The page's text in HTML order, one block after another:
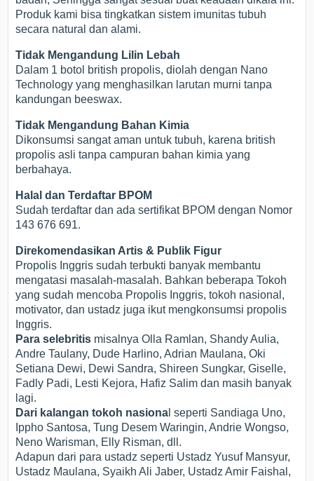
Produk kami bisa tingkatkan sistem imunitas tubuh
secara natural dan alami.
Tidak Mengandung Lilin Lebah
Dalam 1 botol british propolis, diolah dengan Nano
Technology yang menghasilkan larutan murni tanpa
kandungan beeswax.
Tidak Mengandung Bahan Kimia
Dikonsumsi sangat aman untuk tubuh, karena british
propolis asli tanpa campuran bahan kimia yang
berbahaya.
Halal dan Terdaftar BPOM
Sudah terdaftar dan ada sertifikat BPOM dengan Nomor
143 676 691.
Direkomendasikan Artis & Publik Figur
Propolis Inggris sudah terbukti banyak membantu
mengatasi masalah-masalah. Bahkan beberapa Tokoh
yang sudah mencoba Propolis Inggris, tokoh nasional,
motivator, dan ustadz juga ikut mengkonsumsi propolis
Inggris.
Para selebritis misalnya Olla Ramlan, Shandy Aulia,
Andre Taulany, Dude Harlino, Adrian Maulana, Oki
Setiana Dewi, Dewi Sandra, Shireen Sungkar, Giselle,
Fadly Padi, Lesti Kejora, Hafiz Salim dan masih banyak
lagi.
Dari kalangan tokoh nasiona l seperti Sandiaga Uno,
Ippho Santosa, Tung Desem Waringin, Andrie Wongso,
Neno Warisman, Elly Risman, dll.
Adapun dari para ustadz seperti Ustadz Yusuf Mansyur,
Ustadz Maulana, Syaikh Ali Jaber, Ustadz Amir Faishal,